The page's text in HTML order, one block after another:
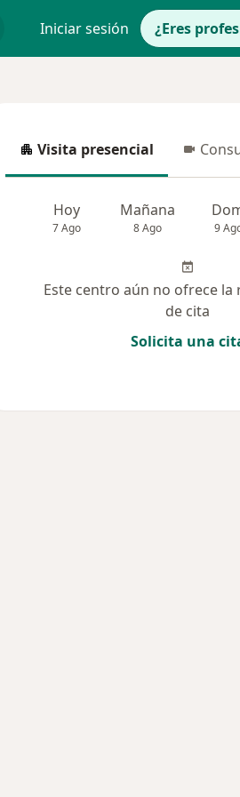
Iniciar sesión ¿Eres
Visita presencial
Visita presencial
Hoy
7 Ago
Mañana
8 Ago 9
Este centro aún no ofrece la
de cita
Solicita una